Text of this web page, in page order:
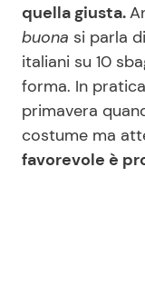
News benessere
Salute
Viaggi e Turismo
quella giusta.
buona si parla
italiani su 10
forma. In
primavera
costume ma
favorevole è